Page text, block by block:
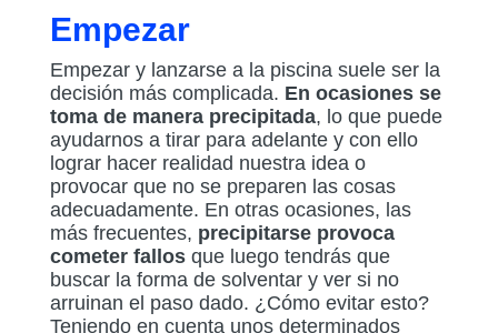
Empezar
Empezar y lanzarse a la piscina suele ser la
decisión más complicada. En ocasiones se
toma de manera precipitada, lo que puede
ayudarnos a tirar para adelante y con ello
lograr hacer realidad nuestra idea o
provocar que no se preparen las cosas
adecuadamente. En otras ocasiones, las
más frecuentes, precipitarse provoca
cometer fallos que luego tendrás que
buscar la forma de solventar y ver si no
arruinan el paso dado. ¿Cómo evitar esto?
Teniendo en cuenta unos determinados